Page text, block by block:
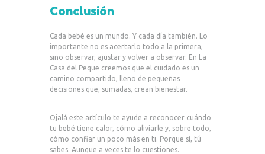
Conclusión
Cada bebé es un mundo. Y cada día también. Lo
importante no es acertarlo todo a la primera,
sino observar, ajustar y volver a observar. En La
Casa del Peque creemos que el cuidado es un
camino compartido, lleno de pequeñas
decisiones que, sumadas, crean bienestar.
Ojalá este artículo te ayude a reconocer cuándo
tu bebé tiene calor, cómo aliviarle y, sobre todo,
cómo confiar un poco más en ti. Porque sí, tú
sabes. Aunque a veces te lo cuestiones.